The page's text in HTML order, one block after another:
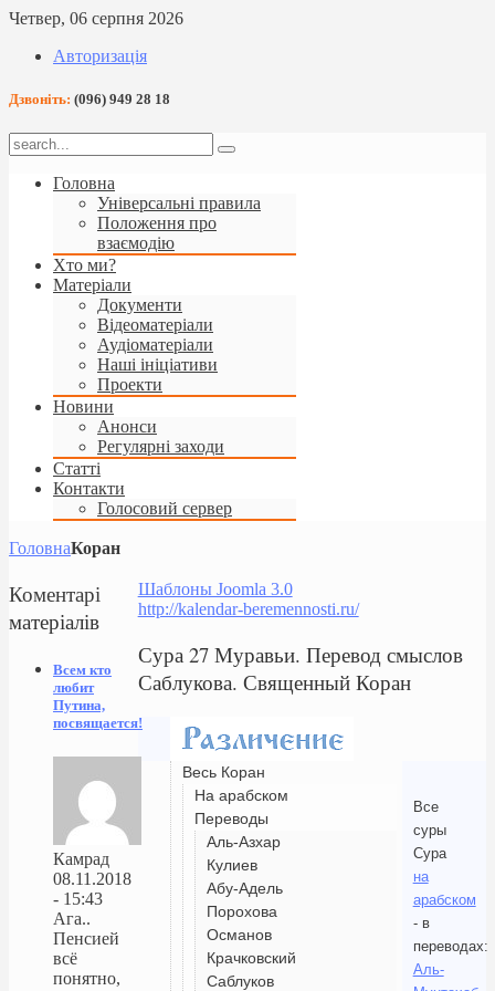
Четвер, 06 серпня 2026
Авторизація
Дзвоніть: (096) 949 28 18
Головна
Універсальні правила
Положення про
взаємодію
Хто ми?
Матеріали
Документи
Відеоматеріали
Аудіоматеріали
Наші ініціативи
Проекти
Новини
Анонси
Регулярні заходи
Статті
Контакти
Голосовий сервер
ГоловнаКоран
Шаблоны Joomla 3.0
http://kalendar-beremennosti.ru/
Сура 27 Муравьи. Перевод смыслов
Саблукова. Священный Коран
Весь Коран
На арабском
Переводы
Аль-Азхар
Кулиев
Абу-Адель
Порохова
Османов
Крачковский
Саблуков
Все
суры
Сура
на
арабском
- в
переводах:
Аль-
Коментарі
матеріалів
Всем кто
любит
Путина,
посвящается!
Камрад
08.11.2018
- 15:43
Ага..
Пенсией
всё
понятно,